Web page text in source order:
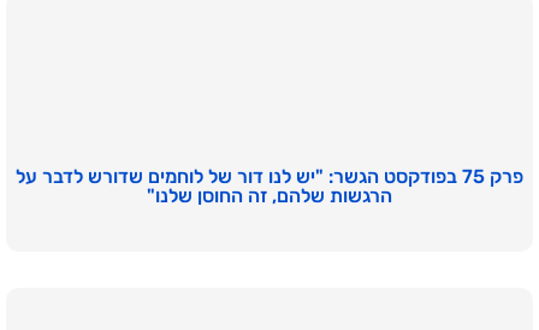
פרק 75 בפודקסט הגשר: "יש לנו דור של לוחמים שדורש לדבר על
הרגשות שלהם, זה החוסן שלנו"